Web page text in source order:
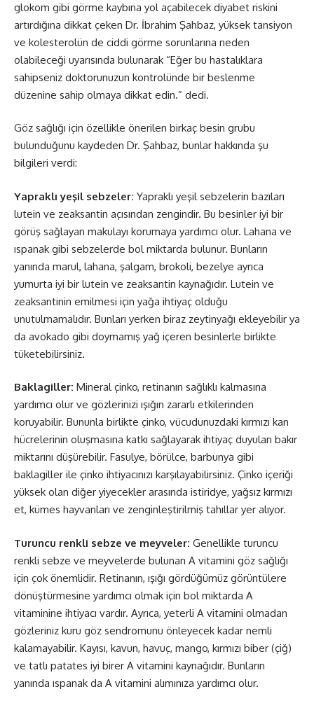
glokom gibi görme kaybına yol açabilecek diyabet riskini
artırdığına dikkat çeken Dr. İbrahim Şahbaz, yüksek tansiyon
ve kolesterolün de ciddi görme sorunlarına neden
olabileceği uyarısında bulunarak “Eğer bu hastalıklara
sahipseniz doktorunuzun kontrolünde bir beslenme
düzenine sahip olmaya dikkat edin.” dedi.
Göz sağlığı için özellikle önerilen birkaç besin grubu
bulunduğunu kaydeden Dr. Şahbaz, bunlar hakkında şu
bilgileri verdi:
Yapraklı yeşil sebzeler: Yapraklı yeşil sebzelerin bazıları
lutein ve zeaksantin açısından zengindir. Bu besinler iyi bir
görüş sağlayan makulayı korumaya yardımcı olur. Lahana ve
ıspanak gibi sebzelerde bol miktarda bulunur. Bunların
yanında marul, lahana, şalgam, brokoli, bezelye ayrıca
yumurta iyi bir lutein ve zeaksantin kaynağıdır. Lutein ve
zeaksantinin emilmesi için yağa ihtiyaç olduğu
unutulmamalıdır. Bunları yerken biraz zeytinyağı ekleyebilir ya
da avokado gibi doymamış yağ içeren besinlerle birlikte
tüketebilirsiniz.
Baklagiller: Mineral çinko, retinanın sağlıklı kalmasına
yardımcı olur ve gözlerinizi ışığın zararlı etkilerinden
koruyabilir. Bununla birlikte çinko, vücudunuzdaki kırmızı kan
hücrelerinin oluşmasına katkı sağlayarak ihtiyaç duyulan bakır
miktarını düşürebilir. Fasulye, börülce, barbunya gibi
baklagiller ile çinko ihtiyacınızı karşılayabilirsiniz. Çinko içeriği
yüksek olan diğer yiyecekler arasında istiridye, yağsız kırmızı
et, kümes hayvanları ve zenginleştirilmiş tahıllar yer alıyor.
Turuncu renkli sebze ve meyveler: Genellikle turuncu
renkli sebze ve meyvelerde bulunan A vitamini göz sağlığı
için çok önemlidir. Retinanın, ışığı gördüğümüz görüntülere
dönüştürmesine yardımcı olmak için bol miktarda A
vitaminine ihtiyacı vardır. Ayrıca, yeterli A vitamini olmadan
gözleriniz kuru göz sendromunu önleyecek kadar nemli
kalamayabilir. Kayısı, kavun, havuç, mango, kırmızı biber (çiğ)
ve tatlı patates iyi birer A vitamini kaynağıdır. Bunların
yanında ıspanak da A vitamini alımınıza yardımcı olur.